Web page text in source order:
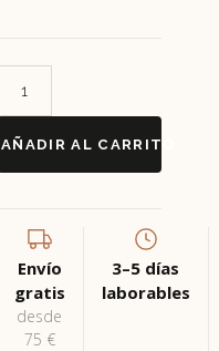
AÑADIR AL CARRITO
Envío
gratis
desde
75 €
3–5 días
laborables